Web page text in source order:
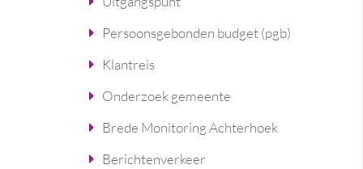
Persoonsgebonden budget (pgb)
Klantreis
Onderzoek gemeente
Brede Monitoring Achterhoek
Berichtenverkeer